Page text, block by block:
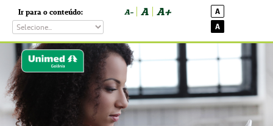
Ir para o conteúdo: A- A A+
A
A